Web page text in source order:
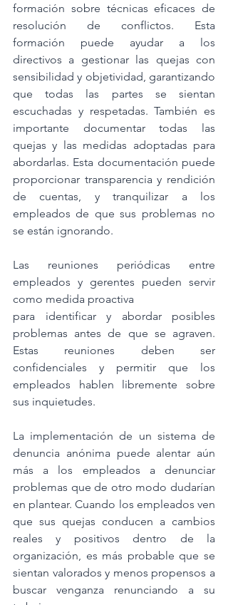
formación sobre técnicas eficaces de
resolución de conflictos. Esta
formación puede ayudar a los
directivos a gestionar las quejas con
sensibilidad y objetividad, garantizando
que todas las partes se sientan
escuchadas y respetadas. También es
importante documentar todas las
quejas y las medidas adoptadas para
abordarlas. Esta documentación puede
proporcionar transparencia y rendición
de cuentas, y tranquilizar a los
empleados de que sus problemas no
se están ignorando.
Las reuniones periódicas entre
empleados y gerentes pueden servir
como medida proactiva
para identificar y abordar posibles
problemas antes de que se agraven.
Estas reuniones deben ser
confidenciales y permitir que los
empleados hablen libremente sobre
sus inquietudes.
La implementación de un sistema de
denuncia anónima puede alentar aún
más a los empleados a denunciar
problemas que de otro modo dudarían
en plantear. Cuando los empleados ven
que sus quejas conducen a cambios
reales y positivos dentro de la
organización, es más probable que se
sientan valorados y menos propensos a